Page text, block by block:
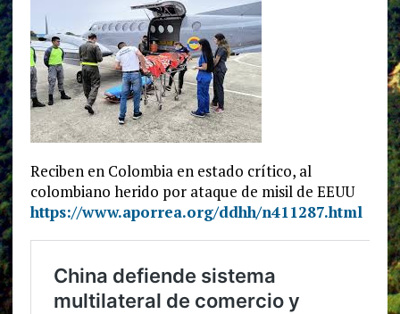
Reciben en Colombia en estado crítico, al
colombiano herido por ataque de misil de EEUU
https://www.aporrea.org/ddhh/n411287.html